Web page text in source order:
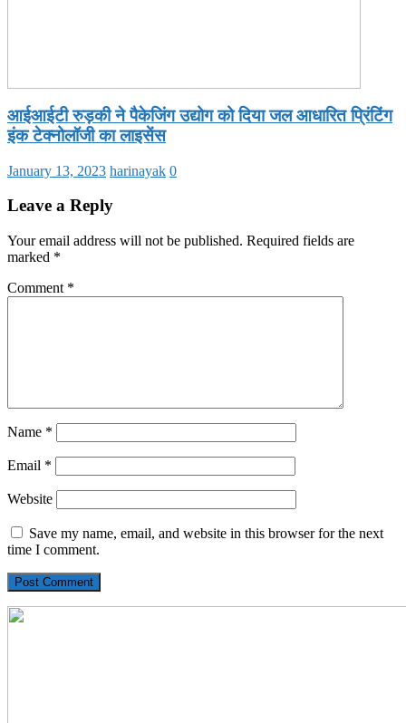
आईआईटी रुड़की ने पैकेजिंग उद्योग को दिया जल आधारित प्रिंटिंग
इंक टेक्नोलॉजी का लाइसेंस
January 13, 2023 harinayak 0
Leave a Reply
Your email address will not be published. Required fields are
marked *
Comment *
Name *
Email *
Website
Save my name, email, and website in this browser for the next
time I comment.